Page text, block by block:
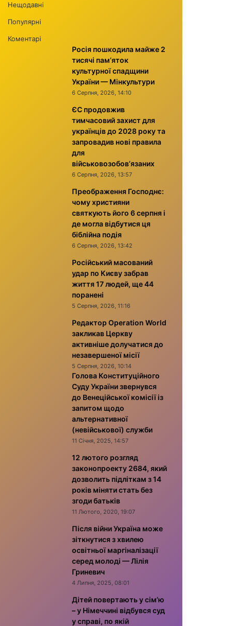
Нещодавні
Популярні
Коментарі
Росія пошкодила майже 2
тисячі пам’яток
культурної спадщини
України — Мінкультури
6 Серпня, 2026, 14:10
ЄС продовжив
тимчасовий захист для
українців до 2028 року та
запровадив нові правила
для
військовозобов’язаних
6 Серпня, 2026, 13:57
Преображення Господнє:
чому християни
святкують його 6 серпня і
де могла відбутися ця
біблійна подія
6 Серпня, 2026, 13:42
Російський масований
удар по Києву забрав
життя 17 людей, ще 44
поранені
5 Серпня, 2026, 11:16
Редактор Operation World
закликав Церкву
активніше долучатися до
незавершеної місії
5 Серпня, 2026, 10:14
Голова Конституційного
Суду України звернувся
до Венеційської комісії із
запитом щодо
альтернативної
(невійськової) служби
11 Січня, 2025, 14:57
12 лютого розгляд
законопроекту 2684, який
дозволить підліткам з 14
років міняти стать без
згоди батьків
11 Лютого, 2020, 19:07
Після війни Україна може
зіткнутися з хвилею
освітньої маргіналізації
серед молоді — Лілія
Гриневич
4 Липня, 2025, 08:01
Дітей повертають у сім’ю
– у Німеччині відбувся суд
у справі, по якій